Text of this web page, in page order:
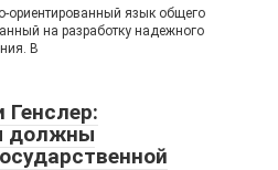
язык общего
на разработку надежного
В
Генслер:
должны